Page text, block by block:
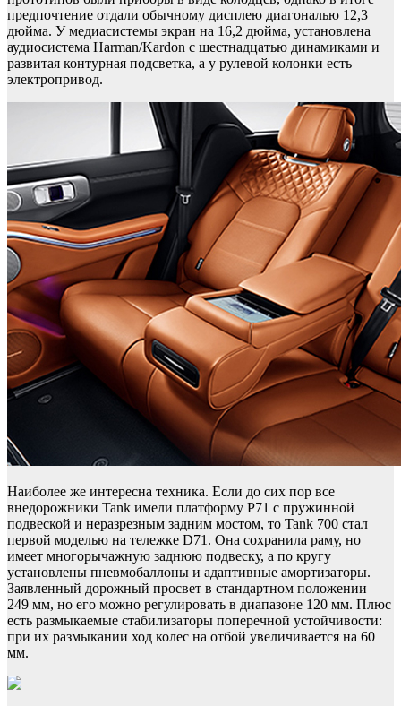
предпочтение отдали обычному дисплею диагональю 12,3
дюйма. У медиасистемы экран на 16,2 дюйма, установлена
аудиосистема Harman/Kardon с шестнадцатью динамиками и
развитая контурная подсветка, а у рулевой колонки есть
электропривод.
Наиболее же интересна техника. Если до сих пор все
внедорожники Tank имели платформу P71 с пружинной
подвеской и неразрезным задним мостом, то Tank 700 стал
первой моделью на тележке D71. Она сохранила раму, но
имеет многорычажную заднюю подвеску, а по кругу
установлены пневмобаллоны и адаптивные амортизаторы.
Заявленный дорожный просвет в стандартном положении —
249 мм, но его можно регулировать в диапазоне 120 мм. Плюс
есть размыкаемые стабилизаторы поперечной устойчивости:
при их размыкании ход колес на отбой увеличивается на 60
мм.